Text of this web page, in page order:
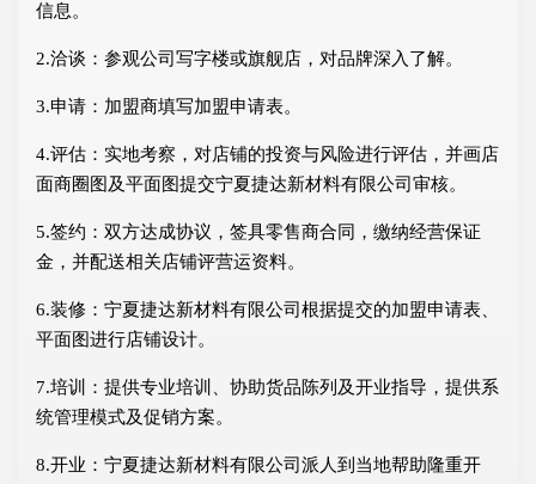
信息。
2.洽谈：参观公司写字楼或旗舰店，对品牌深入了解。
3.申请：加盟商填写加盟申请表。
4.评估：实地考察，对店铺的投资与风险进行评估，并画店
面商圈图及平面图提交宁夏捷达新材料有限公司审核。
5.签约：双方达成协议，签具零售商合同，缴纳经营保证
金，并配送相关店铺评营运资料。
6.装修：宁夏捷达新材料有限公司根据提交的加盟申请表、
平面图进行店铺设计。
7.培训：提供专业培训、协助货品陈列及开业指导，提供系
统管理模式及促销方案。
8.开业：宁夏捷达新材料有限公司派人到当地帮助隆重开